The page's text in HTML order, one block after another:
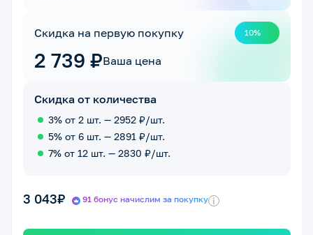
Скидка на первую покупку 10%
2 739 ₽Ваша цена
Скидка от количества
3% от 2 шт. — 2952 ₽/шт.
5% от 6 шт. — 2891 ₽/шт.
7% от 12 шт. — 2830 ₽/шт.
3 043₽ 91 бонус начислим за покупку i